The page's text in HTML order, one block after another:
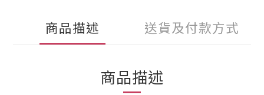
商品描述 送貨及付款方式
商品描述